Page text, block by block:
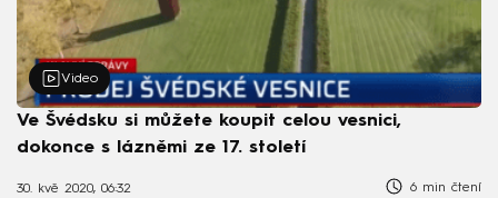
Video
Ve Švédsku si můžete koupit celou vesnici,
dokonce s lázněmi ze 17. století
30. kvě 2020, 06:32 6 min čtení